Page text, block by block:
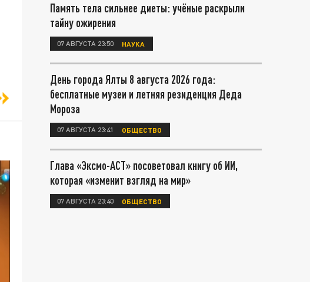
Память тела сильнее диеты: учёные раскрыли
тайну ожирения
07 АВГУСТА 23:50 НАУКА
День города Ялты 8 августа 2026 года:
бесплатные музеи и летняя резиденция Деда
Мороза
07 АВГУСТА 23:41 ОБЩЕСТВО
Глава «Эксмо-АСТ» посоветовал книгу об ИИ,
которая «изменит взгляд на мир»
07 АВГУСТА 23:40 ОБЩЕСТВО